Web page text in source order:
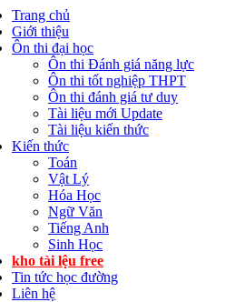
Trang chủ
Giới thiệu
Ôn thi đại học
Ôn thi Đánh giá năng lực
Ôn thi tốt nghiệp THPT
Ôn thi đánh giá tư duy
Tài liệu mới Update
Tài liệu kiến thức
Kiến thức
Toán
Vật Lý
Hóa Học
Ngữ Văn
Tiếng Anh
Sinh Học
kho tài lệu free
Tin tức học đường
Liên hệ